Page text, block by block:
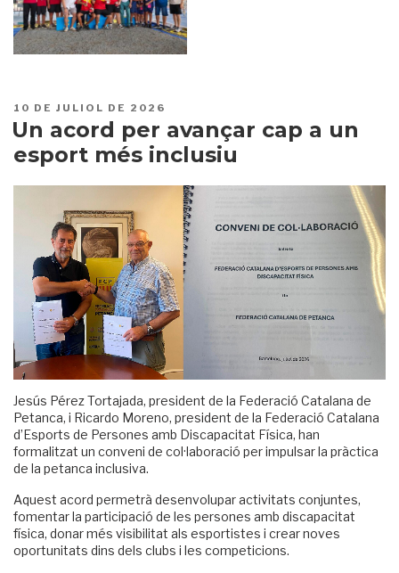
PUBLICAT
A
10 DE JULIOL DE 2026
Un acord per avançar cap a un
esport més inclusiu
Jesús Pérez Tortajada, president de la Federació Catalana de
Petanca, i Ricardo Moreno, president de la Federació Catalana
d’Esports de Persones amb Discapacitat Física, han
formalitzat un conveni de col·laboració per impulsar la pràctica
de la petanca inclusiva.
Aquest acord permetrà desenvolupar activitats conjuntes,
fomentar la participació de les persones amb discapacitat
física, donar més visibilitat als esportistes i crear noves
oportunitats dins dels clubs i les competicions.